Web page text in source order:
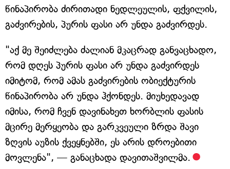
წინაპირობა ძირითადი ნედლეულის, ფქვილის,
გაძვირების, პურის ფასი არ უნდა გაძვირდეს.
"აქ მე შეიძლება ძალიან მკაცრად განვაცხადო,
რომ დღეს პურის ფასი არ უნდა გაძვირდეს
იმიტომ, რომ ამას გაძვირების ობიექტურის
წინაპირობა არ უნდა ჰქონდეს. მიუხედავად
იმისა, რომ ჩვენ დავინახეთ ხორბლის ფასის
მცირე მერყეობა და გარკვეული ზრდა შავი
ზღვის აუზის ქვეყნებში, ეს არის დროებითი
მოვლენა", — განაცხადა დავითაშვილმა.